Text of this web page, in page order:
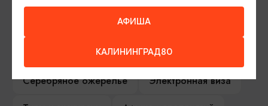
ИЩИТЕ ТАКЖЕ НА НАШЕМ САЙТЕ
Серебряное ожерелье
Электронная виза
АФИША
КАЛИНИНГРАД80